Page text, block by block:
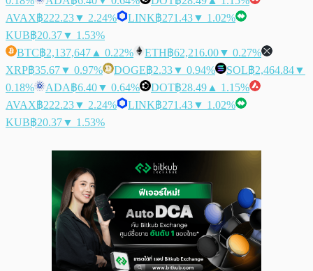
AVAX฿222.23▼ 2.24% LINK฿271.43▼ 1.02%
KUB฿20.37▼ 1.53%
BTC฿2,137,647 ▲ 0.22% ETH฿62,216.00▼ 0.27%
XRP฿35.67▼ 0.97% DOGE฿2.33▼ 0.94% SOL฿2,464.84▼
0.18%
ADA฿6.40▼ 0.64% DOT฿28.49 ▲ 1.15%
AVAX฿222.23▼ 2.24% LINK฿271.43▼ 1.02%
KUB฿20.37▼ 1.53%